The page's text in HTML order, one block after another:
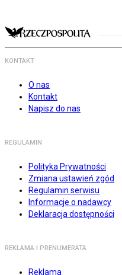
KONTAKT
O nas
Kontakt
Napisz do nas
REGULAMIN
Polityka Prywatności
Zmiana ustawień zgód
Regulamin serwisu
Informacje o nadawcy
Deklaracja dostępności
REKLAMA I PRENUMERATA
Reklama